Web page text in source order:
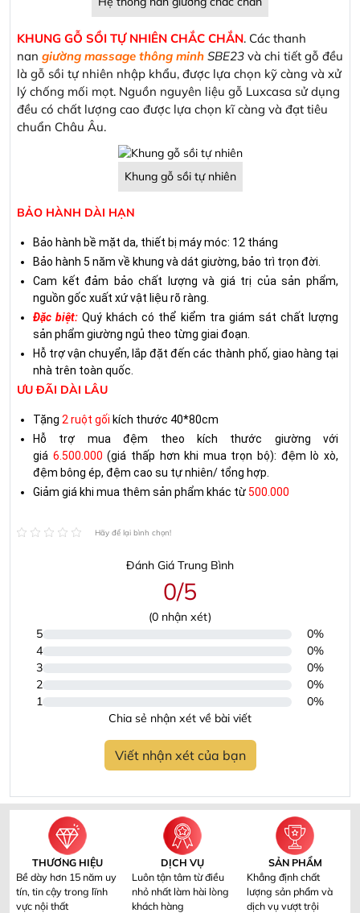
KHUNG GỖ SỒI TỰ NHIÊN CHẮC CHẮN. Các thanh
nan giường massage thông minh SBE23 và chi tiết gỗ đều
là gỗ sồi tự nhiên nhập khẩu, được lựa chọn kỹ càng và xử
lý chống mối mọt. Nguồn nguyên liệu gỗ Luxcasa sử dụng
đều có chất lượng cao được lựa chọn kĩ càng và đạt tiêu
chuẩn Châu Âu.
Khung gỗ sồi tự nhiên
BẢO HÀNH DÀI HẠN
Bảo hành bề mặt da, thiết bị máy móc: 12 tháng
Bảo hành 5 năm về khung và dát giường, bảo trì trọn đời.
Cam kết đảm bảo chất lượng và giá trị của sản phẩm,
nguồn gốc xuất xứ vật liệu rõ ràng.
Đặc biệt: Quý khách có thể kiểm tra giám sát chất lượng
sản phẩm giường ngủ theo từng giai đoạn.
Hỗ trợ vận chuyển, lắp đặt đến các thành phố, giao hàng tại
nhà trên toàn quốc.
ƯU ĐÃI DÀI LÂU
Tặng 2 ruột gối kích thước 40*80cm
Hỗ trợ mua đệm theo kích thước giường với
giá 6.500.000 (giá thấp hơn khi mua trọn bộ): đệm lò xò,
đệm bông ép, đệm cao su tự nhiên/ tổng hợp.
Giảm giá khi mua thêm sản phẩm khác từ500.000
Hãy để lại bình chọn!
Đánh Giá Trung Bình
0/5
(0 nhận xét)
5
0%
4
0%
3
0%
2
0%
1
0%
Chia sẻ nhận xét về bài viết
Viết nhận xét của bạn
THƯƠNG HIỆU
Bề dày hơn 15 năm uy
tín, tin cậy trong lĩnh
vực nội thất
DỊCH VỤ
Luôn tận tâm từ điều
nhỏ nhất làm hài lòng
khách hàng
SẢN PHẨM
Khẳng định chất
lượng sản phẩm và
dịch vụ vượt trội